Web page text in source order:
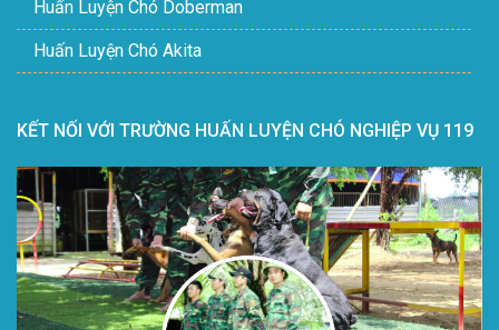
Huấn Luyện Chó Doberman
Huấn Luyện Chó Akita
KẾT NỐI VỚI TRƯỜNG HUẤN LUYỆN CHÓ NGHIỆP VỤ 119